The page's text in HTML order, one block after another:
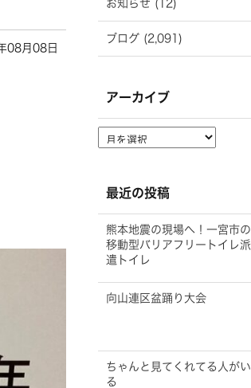
08月08日
お知らせ (12)
ブログ (2,091)
アーカイブ
ア
ー
ブ
最近の投稿
熊本地震の現場へ！一宮市の
移動型バリアフリートイレ派
遣トイレ
向山連区盆踊り大会
ちゃんと見てくれてる人がい
る